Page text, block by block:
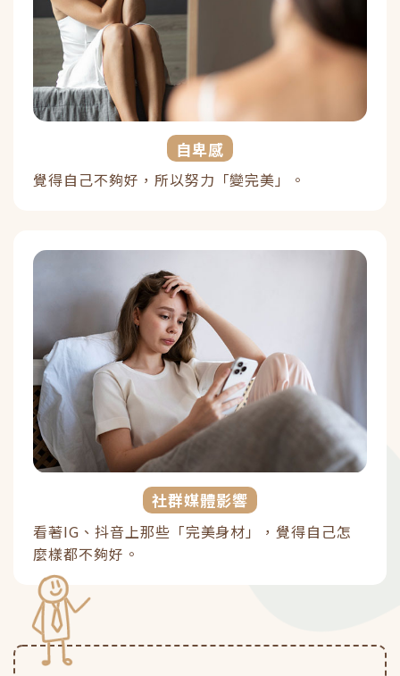
自卑感
覺得自己不夠好，所以努力「變完美」。
社群媒體影響
看著IG、抖音上那些「完美身材」，覺得自己怎
麼樣都不夠好。